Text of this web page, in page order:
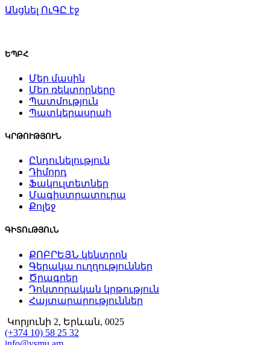
Անցնել ՈւԳԸ էջ
ԵՊԲՀ
Մեր մասին
Մեր ռեկտորները
Պատմություն
Պատկերասրահ
ԿՐԹՈՒԹՅՈՒՆ
Ընդունելություն
Դիմորդ
Ֆակուլտետներ
Մագիստրատուրա
Քոլեջ
ԳԻՏՈւԹՅՈւՆ
ՔՈԲՐԵՅՆ կենտրոն
Գերակա ուղղություններ
Ծրագրեր
Դոկտորական կրթություն
Հայտարարություններ
Կորյունի 2, Երևան, 0025
(+374 10) 58 25 32